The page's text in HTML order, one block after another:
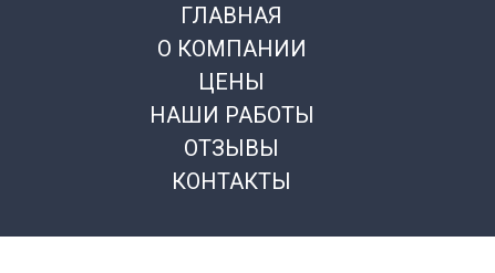
ГЛАВНАЯ
О КОМПАНИИ
ЦЕНЫ
НАШИ РАБОТЫ
ОТЗЫВЫ
КОНТАКТЫ